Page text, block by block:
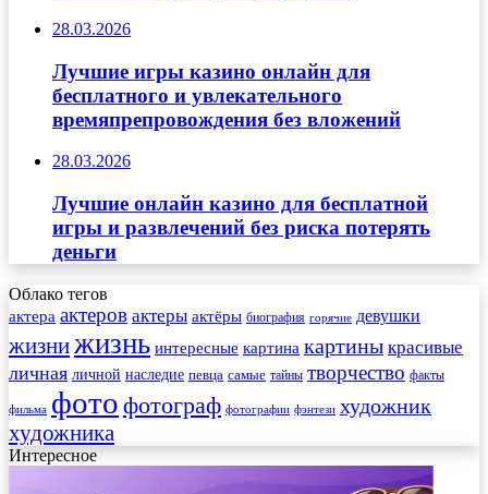
28.03.2026
Лучшие игры казино онлайн для
бесплатного и увлекательного
времяпрепровождения без вложений
28.03.2026
Лучшие онлайн казино для бесплатной
игры и развлечений без риска потерять
деньги
Облако тегов
актера актеров актеры актёры биография горячие девушки
жизнижизнь интересные картина картины красивые
личная личной наследие певца самые тайны творчество факты
фильма фото фотограф фотографии фэнтези художник
художника
Интересное